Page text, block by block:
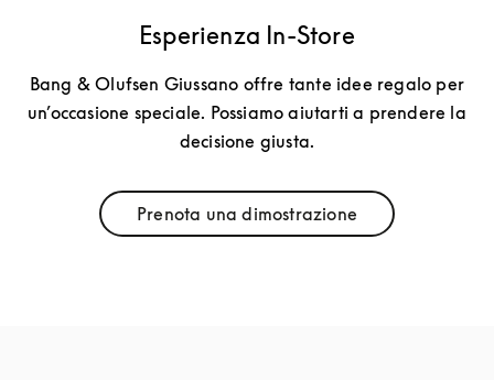
Esperienza In-Store
Bang & Olufsen Giussano offre tante idee regalo per
un’occasione speciale. Possiamo aiutarti a prendere la
decisione giusta.
Prenota una dimostrazione
Link Opens in New Tab